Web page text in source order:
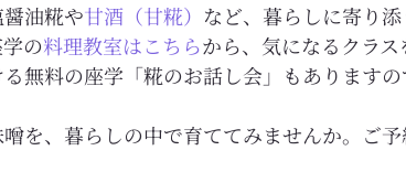
油糀や甘酒（甘糀） など、暮らしに寄り添
の料理教室はこちらから、気になるクラ
無料の座学「糀のお話し会」もあります
を、暮らしの中で育ててみませんか。ご